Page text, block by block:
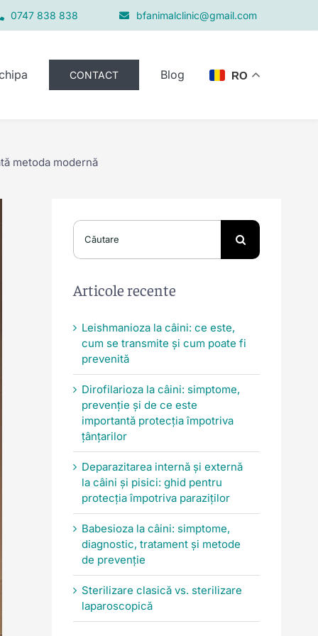
0747 838 838 bfanimalclinic@gmail.com
CONTACT Blog RO
metoda modernă
Search
for:
Articole recente
Leishmanioza la câini: ce este,
cum se transmite și cum poate fi
prevenită
Dirofilarioza la câini: simptome,
prevenție și de ce este
importantă protecția împotriva
țânțarilor
Deparazitarea internă și externă
la câini și pisici: ghid pentru
protecția împotriva paraziților
Babesioza la câini: simptome,
diagnostic, tratament și metode
de prevenție
Sterilizare clasică vs. sterilizare
laparoscopică